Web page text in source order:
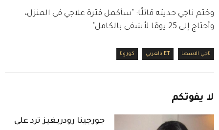
وختم ناجي حديثه قائلًا: "سأكمل فترة علاجي في المنزل،
وأحتاج إلى 25 يومًا لأشفى بالكامل".
ناجي الاسطا ET بالعربي كورونا
لا يفوتكم
جورجينا رودريغيز ترد على